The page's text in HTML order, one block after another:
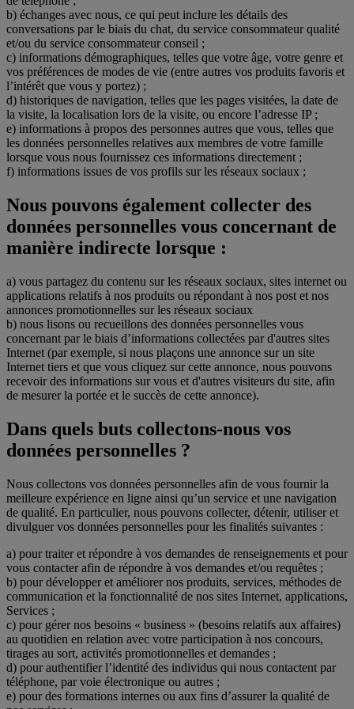
b) échanges avec nous, ce qui peut inclure les détails des
conversations par le biais du chat, du service consommateur qualité
et/ou du service consommateur conseil ;
c) informations démographiques, telles que votre âge, votre genre et
vos préférences de modes de vie (entre autres vos produits favoris et
l’intérêt que vous y portez) ;
d) historiques de navigation, telles que les pages visitées, la date de
la visite, la localisation lors de la visite, ou encore l’adresse IP ;
e) informations à propos des personnes autres que vous, telles que
les données personnelles relatives aux membres de votre famille
lorsque vous nous fournissez ces informations directement ;
f) informations issues de vos profils sur les réseaux sociaux ;
Nous pouvons également collecter des
données personnelles vous concernant de
manière indirecte lorsque :
a) vous partagez du contenu sur les réseaux sociaux, sites internet ou
applications relatifs à nos produits ou répondant à nos post et nos
annonces promotionnelles sur les réseaux sociaux
b) nous lisons ou recueillons des données personnelles vous
concernant par le biais d’informations collectées par d'autres sites
Internet (par exemple, si nous plaçons une annonce sur un site
Internet tiers et que vous cliquez sur cette annonce, nous pouvons
recevoir des informations sur vous et d'autres visiteurs du site, afin
de mesurer la portée et le succès de cette annonce).
Dans quels buts collectons-nous vos
données personnelles ?
Nous collectons vos données personnelles afin de vous fournir la
meilleure expérience en ligne ainsi qu’un service et une navigation
de qualité. En particulier, nous pouvons collecter, détenir, utiliser et
divulguer vos données personnelles pour les finalités suivantes :
a) pour traiter et répondre à vos demandes de renseignements et pour
vous contacter afin de répondre à vos demandes et/ou requêtes ;
b) pour développer et améliorer nos produits, services, méthodes de
communication et la fonctionnalité de nos sites Internet, applications,
Services ;
c) pour gérer nos besoins « business » (besoins relatifs aux affaires)
au quotidien en relation avec votre participation à nos concours,
tirages au sort, activités promotionnelles et demandes ;
d) pour authentifier l’identité des individus qui nous contactent par
téléphone, par voie électronique ou autres ;
e) pour des formations internes ou aux fins d’assurer la qualité de